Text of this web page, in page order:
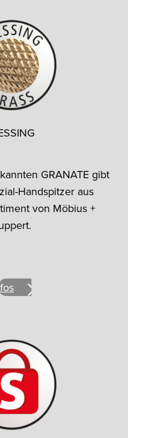
GRANATE gibt
Handspitzer aus
von Möbius +